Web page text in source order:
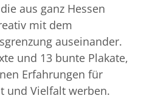
aus ganz Hessen
mit dem
auseinander.
und 13 bunte Plakate,
Erfahrungen für
und Vielfalt werben.